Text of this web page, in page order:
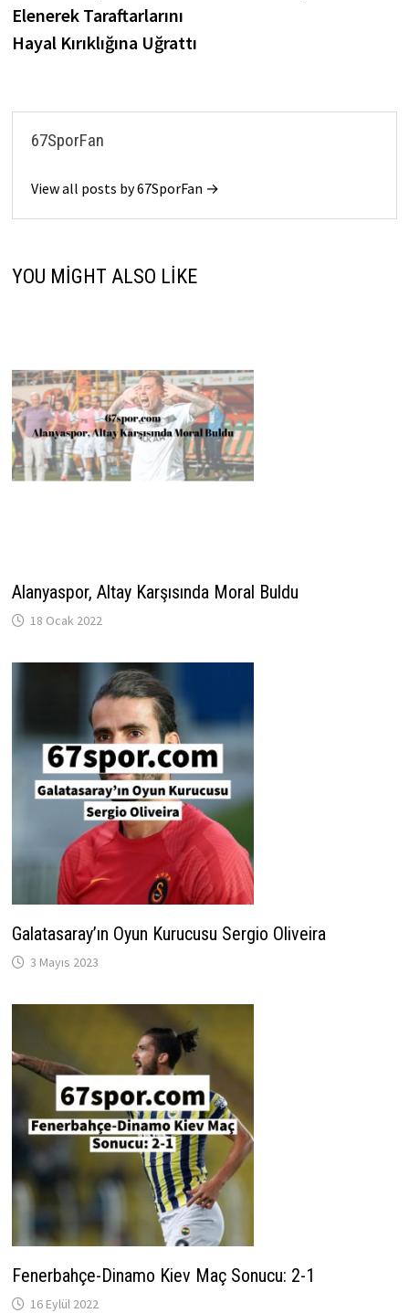
Elenerek Taraftarlarını
Hayal Kırıklığına Uğrattı
67SporFan
View all posts by 67SporFan →
YOU MIGHT ALSO LIKE
Alanyaspor, Altay Karşısında Moral Buldu
18 Ocak 2022
Galatasaray’ın Oyun Kurucusu Sergio Oliveira
3 Mayıs 2023
Fenerbahçe-Dinamo Kiev Maç Sonucu: 2-1
16 Eylül 2022